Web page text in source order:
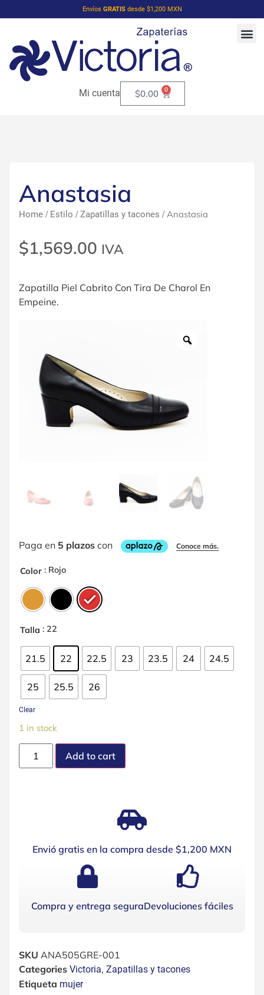
Envíos GRATISdesde $1,200 MXN
Mi cuenta $0.00 0
Anastasia
Home / Estilo /Zapatillas y tacones / Anastasia
$1,569.00 IVA
Zapatilla Piel Cabrito Con Tira De Charol En
Empeine.
Color : Rojo
Talla : 22
21.5 22 22.5 23 23.5 24 24.5
25 25.5 26
Clear
1 in stock
Add to cart
Envió gratis en la compra desde $1,200 MXN
Compra y entrega seguraDevoluciones fáciles
SKU ANA505GRE-001
Categories Victoria, Zapatillas y tacones
Etiqueta mujer